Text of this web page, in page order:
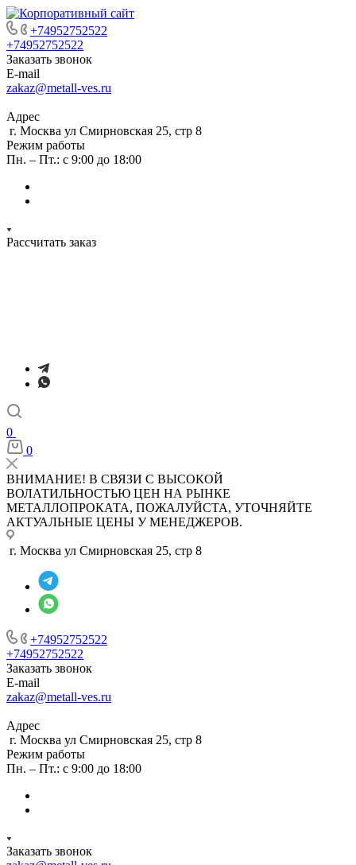
+74952752522
+74952752522
Заказать звонок
E-mail
zakaz@metall-ves.ru
Адрес
г. Москва ул Смирновская 25, стр 8
Режим работы
Пн. – Пт.: с 9:00 до 18:00
Рассчитать заказ
0
0
ВНИМАНИЕ! В СВЯЗИ С ВЫСОКОЙ
ВОЛАТИЛЬНОСТЬЮ ЦЕН НА РЫНКЕ
МЕТАЛЛОПРОКАТА, ПОЖАЛУЙСТА, УТОЧНЯЙТЕ
АКТУАЛЬНЫЕ ЦЕНЫ У МЕНЕДЖЕРОВ.
г. Москва ул Смирновская 25, стр 8
+74952752522
+74952752522
Заказать звонок
E-mail
zakaz@metall-ves.ru
Адрес
г. Москва ул Смирновская 25, стр 8
Режим работы
Пн. – Пт.: с 9:00 до 18:00
Заказать звонок